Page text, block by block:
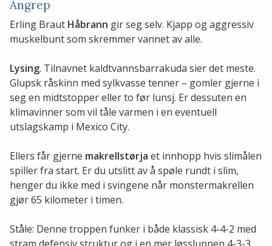
Angrep
Erling Braut Håbrann gir seg selv. Kjapp og aggressiv
muskelbunt som skremmer vannet av alle.
Lysing. Tilnavnet kaldtvannsbarrakuda sier det meste.
Glupsk råskinn med sylkvasse tenner – gomler gjerne i
seg en midtstopper eller to før lunsj. Er dessuten en
klimavinner som vil tåle varmen i en eventuell
utslagskamp i Mexico City.
Ellers får gjerne makrellstørja et innhopp hvis slimålen
spiller fra start. Er du utslitt av å spøle rundt i slim,
henger du ikke med i svingene når monstermakrellen
gjør 65 kilometer i timen.
Ståle: Denne troppen funker i både klassisk 4-4-2 med